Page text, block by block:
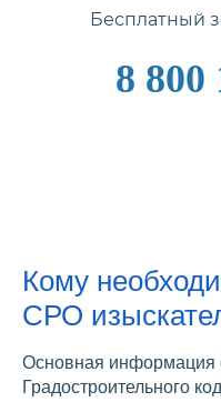
Бесплатный
8 800
Кому
СРО
Основная информация
Градостроительного